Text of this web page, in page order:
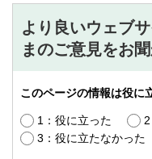
より良いウェブ
まのご意見をお
このページの情報は役に
1：役に立った
2
3：役に立たなかった